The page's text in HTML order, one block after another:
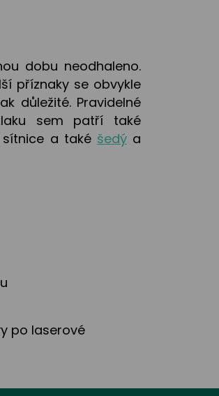
dobu neodhaleno.
příznaky se obvykle
důležité. Pravidelné
sem patří také
sítnice a také šedýa
po laserové